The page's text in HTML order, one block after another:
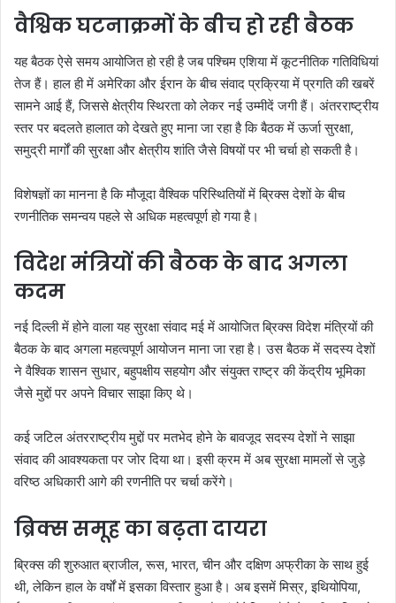
वैश्विक घटनाक्रमों के बीच हो रही बैठक
यह बैठक ऐसे समय आयोजित हो रही है जब पश्चिम एशिया में कूटनीतिक गतिविधियां
तेज हैं। हाल ही में अमेरिका और ईरान के बीच संवाद प्रक्रिया में प्रगति की खबरें
सामने आई हैं, जिससे क्षेत्रीय स्थिरता को लेकर नई उम्मीदें जगी हैं। अंतरराष्ट्रीय
स्तर पर बदलते हालात को देखते हुए माना जा रहा है कि बैठक में ऊर्जा सुरक्षा,
समुद्री मार्गों की सुरक्षा और क्षेत्रीय शांति जैसे विषयों पर भी चर्चा हो सकती है।
विशेषज्ञों का मानना है कि मौजूदा वैश्विक परिस्थितियों में ब्रिक्स देशों के बीच
रणनीतिक समन्वय पहले से अधिक महत्वपूर्ण हो गया है।
विदेश मंत्रियों की बैठक के बाद अगला
कदम
नई दिल्ली में होने वाला यह सुरक्षा संवाद मई में आयोजित ब्रिक्स विदेश मंत्रियों की
बैठक के बाद अगला महत्वपूर्ण आयोजन माना जा रहा है। उस बैठक में सदस्य देशों
ने वैश्विक शासन सुधार, बहुपक्षीय सहयोग और संयुक्त राष्ट्र की केंद्रीय भूमिका
जैसे मुद्दों पर अपने विचार साझा किए थे।
कई जटिल अंतरराष्ट्रीय मुद्दों पर मतभेद होने के बावजूद सदस्य देशों ने साझा
संवाद की आवश्यकता पर जोर दिया था। इसी क्रम में अब सुरक्षा मामलों से जुड़े
वरिष्ठ अधिकारी आगे की रणनीति पर चर्चा करेंगे।
ब्रिक्स समूह का बढ़ता दायरा
ब्रिक्स की शुरुआत ब्राजील, रूस, भारत, चीन और दक्षिण अफ्रीका के साथ हुई
थी, लेकिन हाल के वर्षों में इसका विस्तार हुआ है। अब इसमें मिस्र, इथियोपिया,